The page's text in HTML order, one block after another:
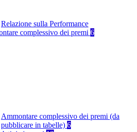
Relazione sulla Performance
complessivo dei premi 6
Ammontare complessivo dei premi (da
pubblicare in tabelle) 6